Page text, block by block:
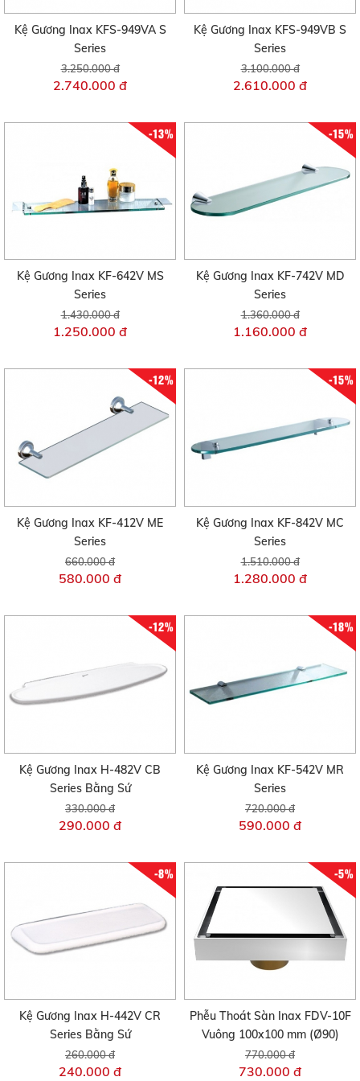
Kệ Gương Inax KFS-949VA S
Series
3.250.000 đ
2.740.000 đ
Kệ Gương Inax KFS-949VB S
Series
3.100.000 đ
2.610.000 đ
-13%
Kệ Gương Inax KF-642V MS
Series
1.430.000 đ
1.250.000 đ
-15%
Kệ Gương Inax KF-742V MD
Series
1.360.000 đ
1.160.000 đ
-12%
Kệ Gương Inax KF-412V ME
Series
660.000 đ
580.000 đ
-15%
Kệ Gương Inax KF-842V MC
Series
1.510.000 đ
1.280.000 đ
-12%
Kệ Gương Inax H-482V CB
Series Bằng Sứ
330.000 đ
290.000 đ
-18%
Kệ Gương Inax KF-542V MR
Series
720.000 đ
590.000 đ
-8%
Kệ Gương Inax H-442V CR
Series Bằng Sứ
260.000 đ
240.000 đ
-5%
Phễu Thoát Sàn Inax FDV-10F
Vuông 100x100 mm (Ø90)
770.000 đ
730.000 đ